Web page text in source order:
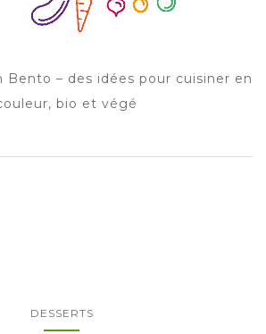
Bento – des idées pour cuisiner en
bio et végé
DESSERTS